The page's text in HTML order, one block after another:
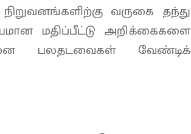
வருகை தந்து
மதிப்பீட்டு அறிக்கைகளை
பலதடவைகள் வேண்டிக்